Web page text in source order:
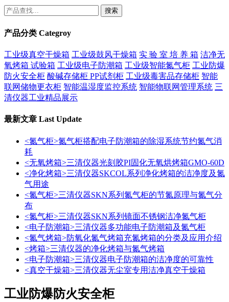
搜索
产品分类 Categroy
工业级真空干燥箱 工业级鼓风干燥箱 实 验 室 培 养 箱 洁净无
氧烤箱 试验箱 工业级电子防潮箱 工业级智能氮气柜 工业防爆
防火安全柜 酸碱存储柜 PP试剂柜 工业级毒害品存储柜 智能
联网储物更衣柜 智能温湿度监控系统 智能物联网管理系统 三
清仪器工业精品展示
最新文章 Last Update
<氮气柜>氮气柜搭配电子防潮箱的除湿系统节约氮气消
耗
<无氧烤箱>三清仪器光刻胶PI固化无氧烘烤箱GMO-60D
<净化烤箱>三清仪器SKCOL系列净化烤箱的洁净度及氮
气用途
<氮气柜>三清仪器SKN系列氮气柜的节氮原理与氮气分
布
<氮气柜>三清仪器SKN系列镜面不锈钢洁净氮气柜
<电子防潮箱>三清仪器多功能电子防潮箱及氮气柜
<氮气烤箱>防氧化氮气烤箱充氮烤箱的分类及应用介绍
<烤箱>三清仪器的净化烤箱与氮气烤箱
<电子防潮箱>三清仪器电子防潮箱的洁净度的可靠性
<真空干燥箱>三清仪器无尘室专用洁净真空干燥箱
工业防爆防火安全柜